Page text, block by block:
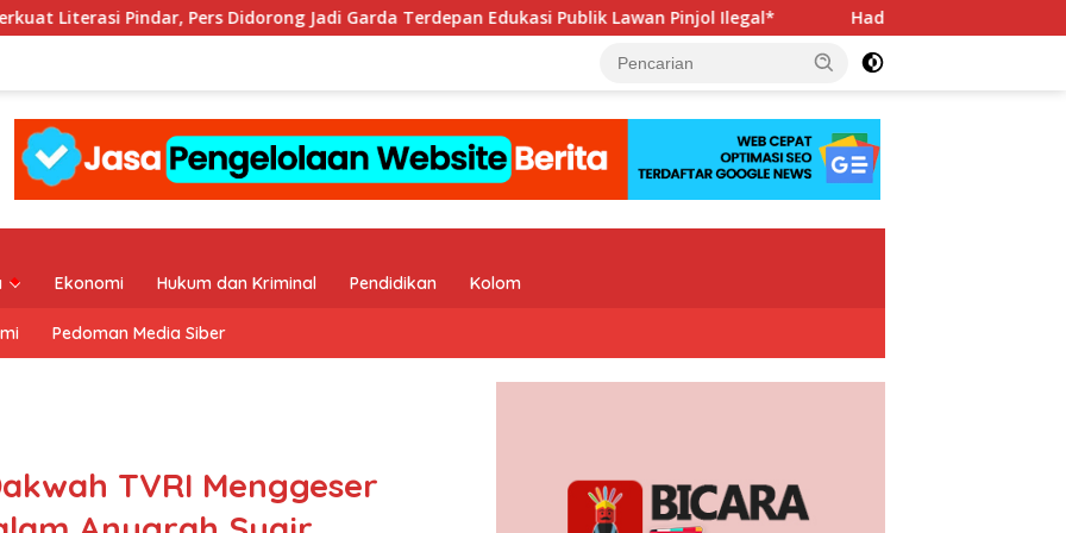
Pers Didorong Jadi Garda Terdepan Edukasi Publik Lawan Pinjol Ilegal* Hadapi Porwanas 2027, Pengurus PWI
Ekonomi Hukum dan Kriminal Pendidikan Kolom
Pedoman Media Siber
TVRI Menggeser